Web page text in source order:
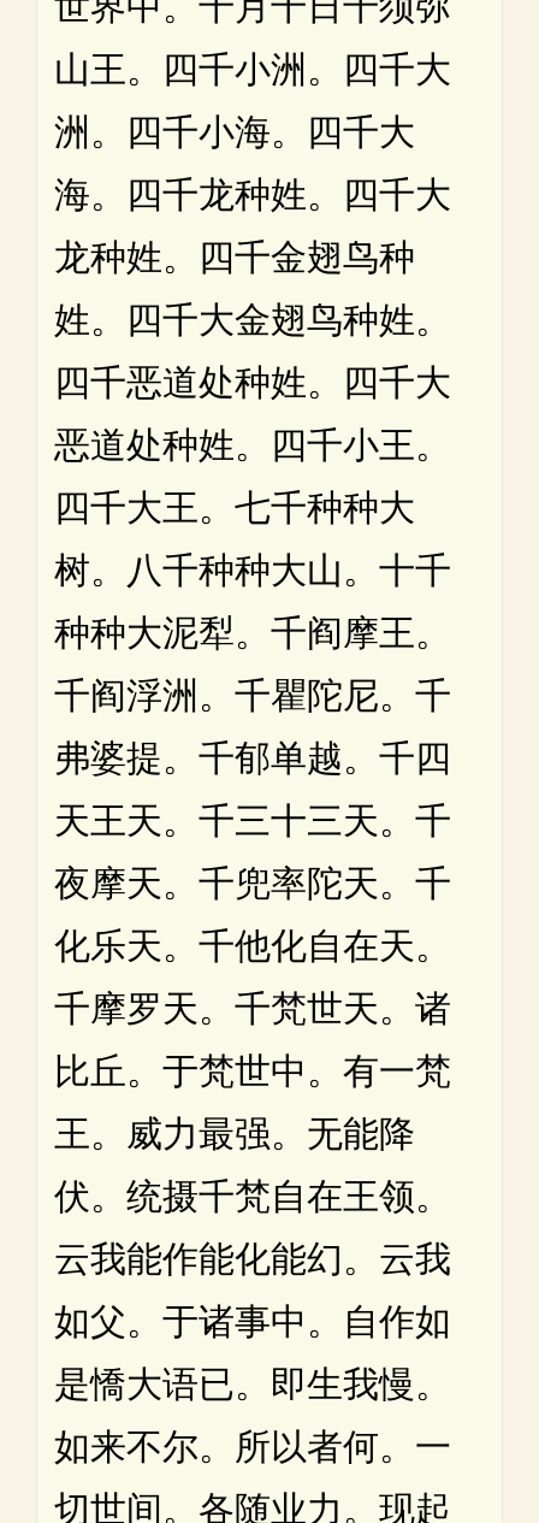
山王。四千小洲。四千大
洲。四千小海。四千大
海。四千龙种姓。四千大
龙种姓。四千金翅鸟种
姓。四千大金翅鸟种姓。
四千恶道处种姓。四千大
恶道处种姓。四千小王。
四千大王。七千种种大
树。八千种种大山。十千
种种大泥犁。千阎摩王。
千阎浮洲。千瞿陀尼。千
弗婆提。千郁单越。千四
天王天。千三十三天。千
夜摩天。千兜率陀天。千
化乐天。千他化自在天。
千摩罗天。千梵世天。诸
比丘。于梵世中。有一梵
王。威力最强。无能降
伏。统摄千梵自在王领。
云我能作能化能幻。云我
如父。于诸事中。自作如
是憍大语已。即生我慢。
如来不尔。所以者何。一
切世间。各随业力。现起